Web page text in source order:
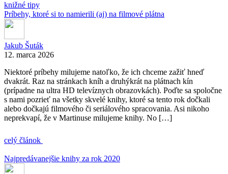
knižné tipy
Príbehy, ktoré si to namierili (aj) na filmové plátna
Jakub Šuták
12. marca 2026
Niektoré príbehy milujeme natoľko, že ich chceme zažiť hneď
dvakrát. Raz na stránkach kníh a druhýkrát na plátnach kín
(prípadne na ultra HD televíznych obrazovkách). Poďte sa spoločne
s nami pozrieť na všetky skvelé knihy, ktoré sa tento rok dočkali
alebo dočkajú filmového či seriálového spracovania. Asi nikoho
neprekvapí, že v Martinuse milujeme knihy. No […]
celý článok
Najpredávanejšie knihy za rok 2020